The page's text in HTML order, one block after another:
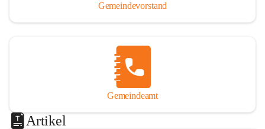
Gemeindevorstand
Gemeindeamt
Artikel